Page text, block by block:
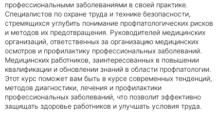
профессиональными заболеваниями в своей практике.
Специалистов по охране труда и технике безопасности,
стремящихся углубить понимание профпатологических рисков
и методов их предотвращения. Руководителей медицинских
организаций, ответственных за организацию медицинских
осмотров и профилактику профессиональных заболеваний.
Медицинских работников, заинтересованных в повышении
квалификации и обновлении знаний в области профпатологии.
Этот курс поможет вам быть в курсе современных тенденций,
методов диагностики, лечения и профилактики
профессиональных заболеваний, что позволит эффективно
защищать здоровье работников и улучшать условия труда.
Получить консультацию